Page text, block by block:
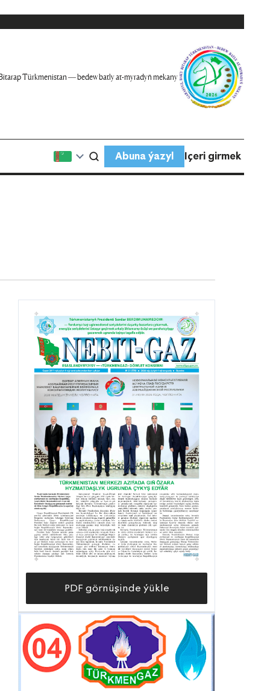
Türkmenistan — bedew batly at-myradyň mekany
Abuna ýazyl Içeri girmek
PDF görnüşinde ýükle